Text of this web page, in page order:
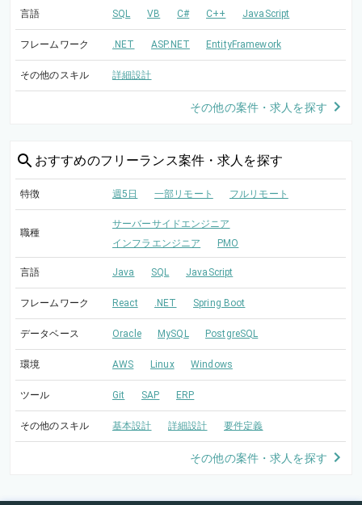
言語 SQL VB C# C++ JavaScript
フレームワーク .NET ASP.NET EntityFramework
その他のスキル 詳細設計
その他の案件・求人を探す
おすすめのフリーランス案件・求人を探す
特徴 週5日 一部リモート フルリモート
職種
サーバーサイドエンジニア
インフラエンジニア
PMO
言語 Java SQL JavaScript
フレームワーク React .NET Spring Boot
データベース Oracle MySQL PostgreSQL
環境 AWS Linux Windows
ツール Git SAP ERP
その他のスキル 基本設計 詳細設計 要件定義
その他の案件・求人を探す